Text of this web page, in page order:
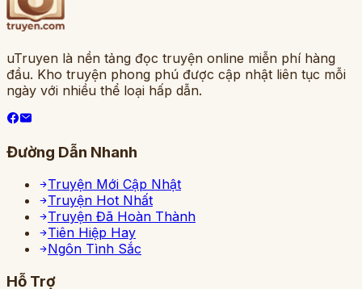
uTruyen là nền tảng đọc truyện online miễn phí hàng
đầu. Kho truyện phong phú được cập nhật liên tục mỗi
ngày với nhiều thể loại hấp dẫn.
Đường Dẫn Nhanh
Truyện Mới Cập Nhật
Truyện Hot Nhất
Truyện Đã Hoàn Thành
Tiên Hiệp Hay
Ngôn Tình Sắc
Hỗ Trợ